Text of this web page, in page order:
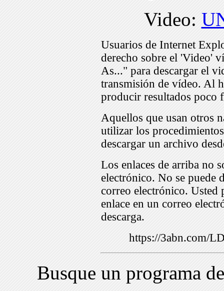
Video:
Usuarios de Internet
derecho sobre el 'Video'
As..." para descargar el
transmisión de vídeo. Al
producir resultados poco
Aquellos que usan otros
utilizar los
descargar un archivo
Los enlaces de arriba no
electrónico. No se puede
correo electrónico. Usted
enlace en un correo
descarga.
https://3abn.com/
Busque un programa